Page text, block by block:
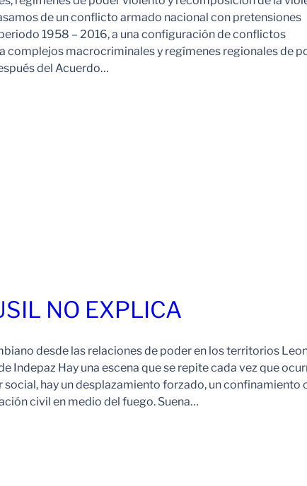
de un conflicto armado nacional con pretensiones
1958 – 2016, a una configuración de conflictos
complejos macrocriminales y regímenes regionales de
del Acuerdo…
NO EXPLICA
desde las relaciones de poder en los territorios
Indepaz Hay una escena que se repite cada vez que
social, hay un desplazamiento forzado, un confinamiento
civil en medio del fuego. Suena…